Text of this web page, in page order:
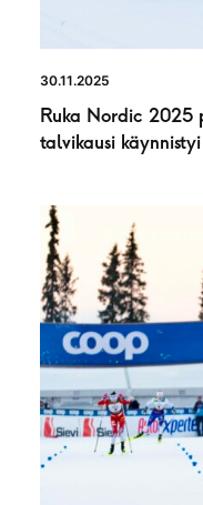
30.11.2025
Ruka Nordic 2025
talvikausi